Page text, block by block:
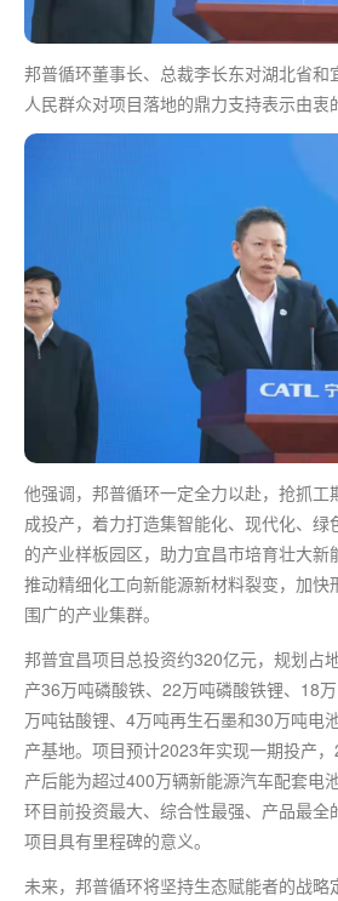
邦普循环董事长、总裁李长东对湖北省和
人民群众对项目落地的鼎力支持表示由衷
他强调，邦普循环一定全力以赴，抢抓工
成投产，着力打造集智能化、现代化、
的产业样板园区，助力宜昌市培育壮大新
推动精细化工向新能源新材料裂变，加快
围广的产业集群。
邦普宜昌项目总投资约320亿元，规划占
产36万吨磷酸铁、22万吨磷酸铁锂、18
万吨钴酸锂、4万吨再生石墨和30万吨电
产基地。项目预计2023年实现一期投产
产后能为超过400万辆新能源汽车配套电
环目前投资最大、综合性最强、产品最全
项目具有里程碑的意义。
未来，邦普循环将坚持生态赋能者的战